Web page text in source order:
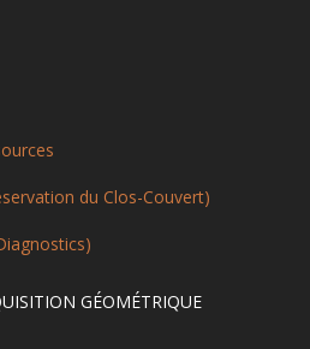
du Clos-Couvert)
GÉOMÉTRIQUE